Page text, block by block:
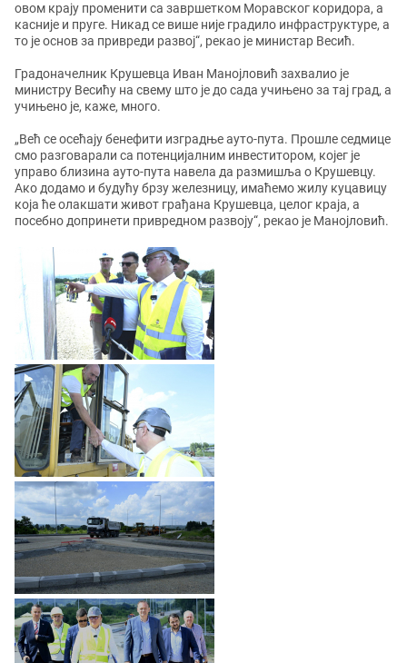
овом крају променити са завршетком Моравског коридора, а
касније и пруге. Никад се више није градило инфраструктуре, а
то је основ за привреди развој“, рекао је министар Весић.
Градоначелник Крушевца Иван Манојловић захвалио је
министру Весићу на свему што је до сада учињено за тај град, а
учињено је, каже, много.
„Већ се осећају бенефити изградње ауто-пута. Прошле седмице
смо разговарали са потенцијалним инвеститором, којег је
управо близина ауто-пута навела да размишља о Крушевцу.
Ако додамо и будућу брзу железницу, имаћемо жилу куцавицу
која ће олакшати живот грађана Крушевца, целог краја, а
посебно допринети привредном развоју“, рекао је Манојловић.